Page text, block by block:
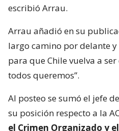
escribió Arrau.
Arrau añadió en su
largo camino por delante
para que Chile vuelva a
todos queremos”.
Al posteo se sumó el jefe
su posición respecto a la
el Crimen Organizado y